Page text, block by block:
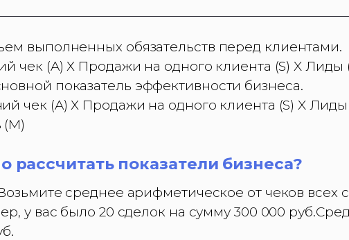
выполненных обязательств перед клиентами.
чек (A) Х Продажи на одного клиента (S) X Лиды
показатель эффективности бизнеса.
чек (A) Х Продажи на одного клиента (S) X
рассчитать показатели бизнеса?
среднее арифметическое от чеков всех
у вас было 20 сделок на сумму 300 000